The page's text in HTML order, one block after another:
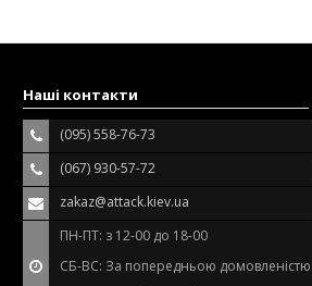
Наші контакти
(095) 558-76-73
(067) 930-57-72
zakaz@attack.kiev.ua
ПН-ПТ: з 12-00 до 18-00
СБ-ВС: За попередньою домовленістю